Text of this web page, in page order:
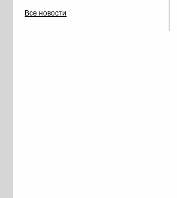
Все новости